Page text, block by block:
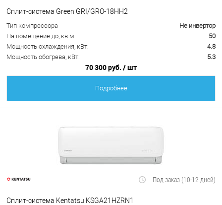
Сплит-система Green GRI/GRO-18HH2
Тип компрессора
Не инвертор
На помещение до, кв.м
50
Мощность охлаждения, кВт:
4.8
Мощность обогрева, кВт:
5.3
70 300 руб. / шт
Подробнее
Под заказ (10-12 дней)
Сплит-система Kentatsu KSGA21HZRN1